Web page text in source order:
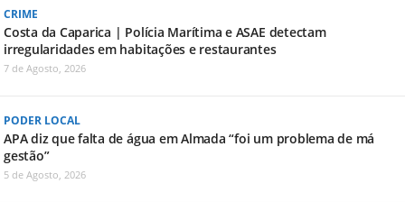
CRIME
Costa da Caparica | Polícia Marítima e ASAE detectam
irregularidades em habitações e restaurantes
7 de Agosto, 2026
PODER LOCAL
APA diz que falta de água em Almada “foi um problema de má
gestão”
5 de Agosto, 2026